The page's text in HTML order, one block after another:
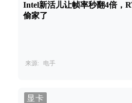
Intel新活儿让帧率秒翻4倍，
偷家了
来源: 电手
显卡